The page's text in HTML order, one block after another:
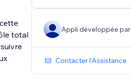
total
Appli développée par
Contacter l'Assistance